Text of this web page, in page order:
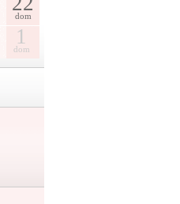
dom
1
dom